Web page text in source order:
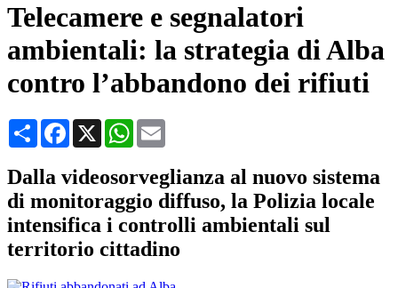
Telecamere e segnalatori
ambientali: la strategia di Alba
contro l’abbandono dei rifiuti
CondividiFacebook
X WhatsApp
Dalla videosorveglianza al nuovo sistema
di monitoraggio diffuso, la Polizia locale
intensifica i controlli ambientali sul
territorio cittadino